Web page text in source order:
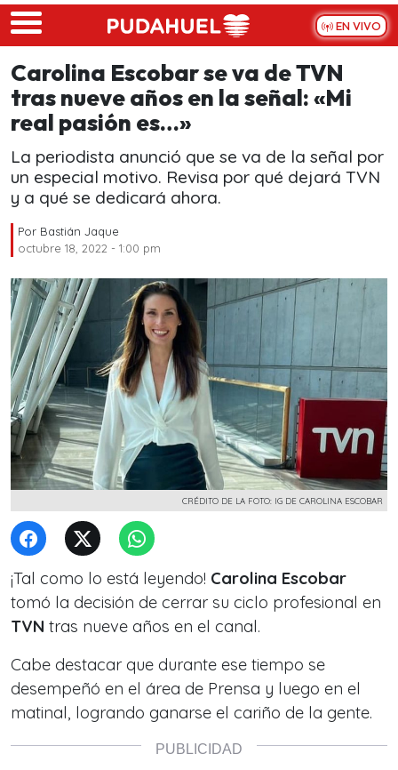
Skip to main content
EN VIVO
Carolina Escobar se va de TVN
tras nueve años en la señal: «Mi
real pasión es…»
La periodista anunció que se va de la señal por
un especial motivo. Revisa por qué dejará TVN
y a qué se dedicará ahora.
Por Bastián Jaque
octubre 18, 2022 - 1:00 pm
CRÉDITO DE LA FOTO: IG DE CAROLINA ESCOBAR
¡Tal como lo está leyendo! Carolina Escobar
tomó la decisión de cerrar su ciclo profesional en
TVN tras nueve años en el canal.
Cabe destacar que durante ese tiempo se
desempeñó en el área de Prensa y luego en el
matinal, logrando ganarse el cariño de la gente.